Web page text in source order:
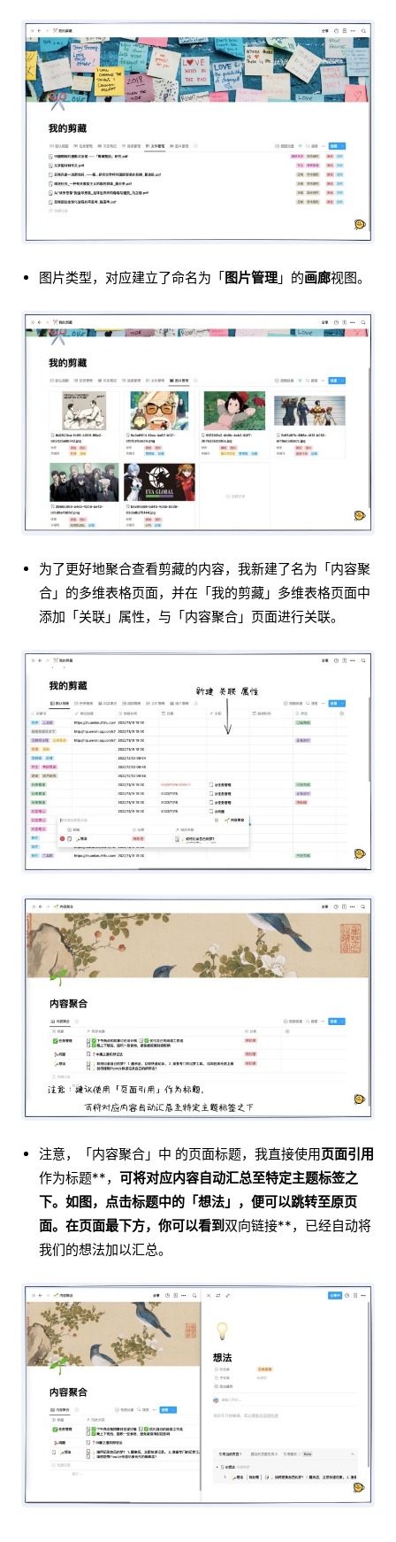
图片类型，对应建立了命名为「图片管理 」的画廊视图。
为了更好地聚合查看剪藏的内容，我新建了名为「内容聚
合」的多维表格页面，并在「我的剪藏」多维表格页面中
添加「关联」属性，与「内容聚合」页面进行关联。
注意，「内容聚合」中 的页面标题，我直接使用页面引用
作为标题**， 可将对应内容自动汇总至特定主题标签之
下。如图，点击标题中的「想法」，便可以跳转至原页
面。在页面最下方，你可以看到双向链接**，已经自动将
我们的想法加以汇总。